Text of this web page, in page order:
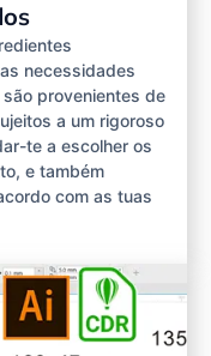
necessidades
provenientes de
a um rigoroso
te a escolher os
e também
com as tuas